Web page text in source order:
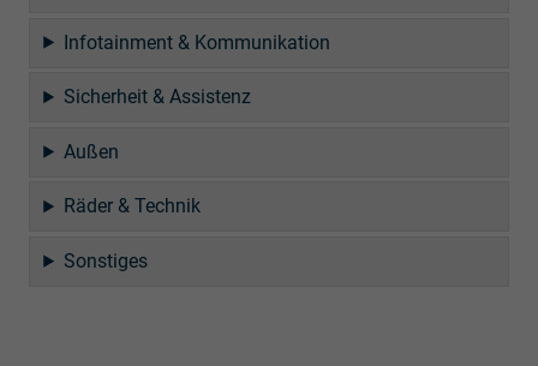
Infotainment & Kommunikation
Sicherheit & Assistenz
Außen
Räder & Technik
Sonstiges